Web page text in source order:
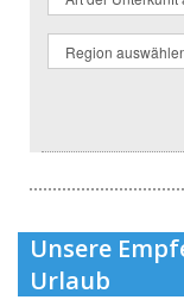
Unsere
Urlaub